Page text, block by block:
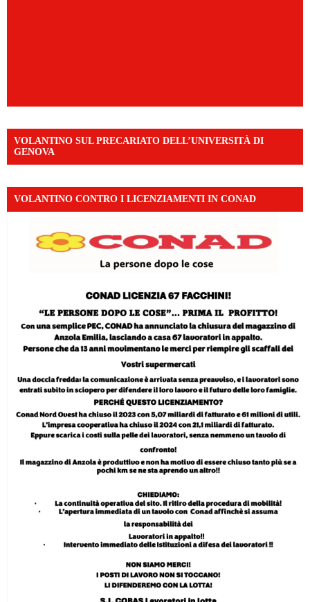
VOLANTINO SUL PRECARIATO DELL’UNIVERSITÀ DI
GENOVA
VOLANTINO CONTRO I LICENZIAMENTI IN CONAD